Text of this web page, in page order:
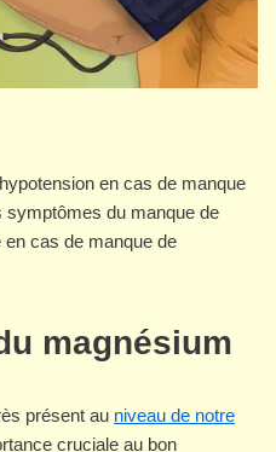
en cas de manque
du manque de
cas de manque de
magnésium
présent au niveau de notre
cruciale au bon